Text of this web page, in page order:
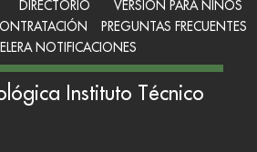
DIRECTORIO
VERSION PARA NIÑOS
PREGUNTAS FRECUENTES
NOTIFICACIONES
Instituto Técnico